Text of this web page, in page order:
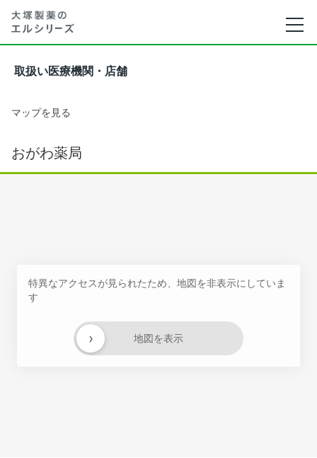
取扱い医療機関・店舗
マップを見る
おがわ薬局
特異なアクセスが見られたため、地図を非表示にしていま
す
地図を表示
›